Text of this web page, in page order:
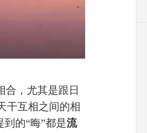
合，尤其是跟日
干互相之间的相
到的“晦”都是流